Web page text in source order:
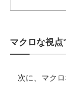
マクロな視点
次に、マクロ